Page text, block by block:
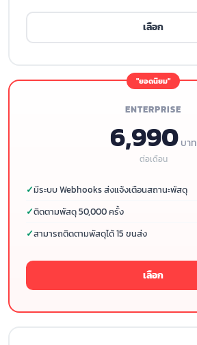
เลือก
ENTERPRISE
6,990บาท
ต่อเดือน
มีระบบ Webhooks ส่งแจ้งเตือนสถานะพัสดุ
ติดตามพัสดุ 50,000 ครั้ง
สามารถติดตามพัสดุได้ 15 ขนส่ง
เลือก